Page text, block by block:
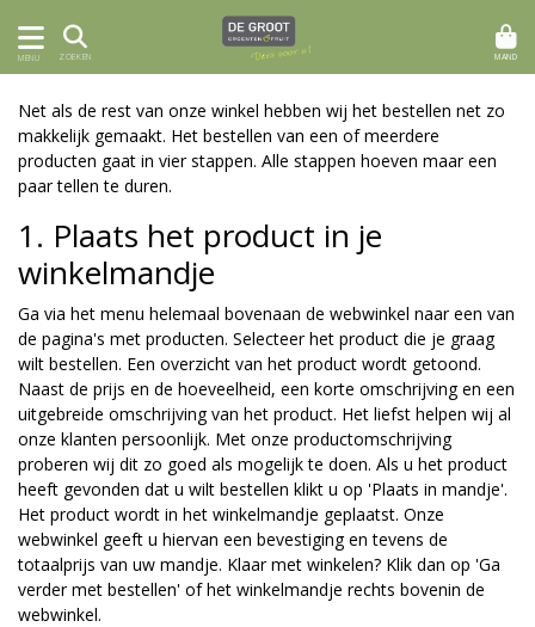
MENU ZOEKEN MAND
Net als de rest van onze winkel hebben wij het bestellen net zo
makkelijk gemaakt. Het bestellen van een of meerdere
producten gaat in vier stappen. Alle stappen hoeven maar een
paar tellen te duren.
1. Plaats het product in je
winkelmandje
Ga via het menu helemaal bovenaan de webwinkel naar een van
de pagina's met producten. Selecteer het product die je graag
wilt bestellen. Een overzicht van het product wordt getoond.
Naast de prijs en de hoeveelheid, een korte omschrijving en een
uitgebreide omschrijving van het product. Het liefst helpen wij al
onze klanten persoonlijk. Met onze productomschrijving
proberen wij dit zo goed als mogelijk te doen. Als u het product
heeft gevonden dat u wilt bestellen klikt u op 'Plaats in mandje'.
Het product wordt in het winkelmandje geplaatst. Onze
webwinkel geeft u hiervan een bevestiging en tevens de
totaalprijs van uw mandje. Klaar met winkelen? Klik dan op 'Ga
verder met bestellen' of het winkelmandje rechts bovenin de
webwinkel.